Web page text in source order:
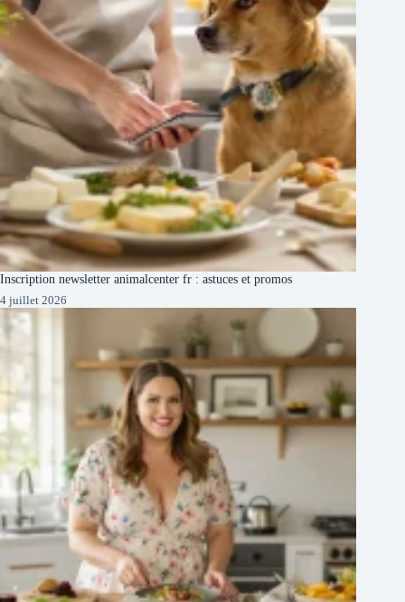
Inscription newsletter animalcenter fr : astuces et promos
4 juillet 2026